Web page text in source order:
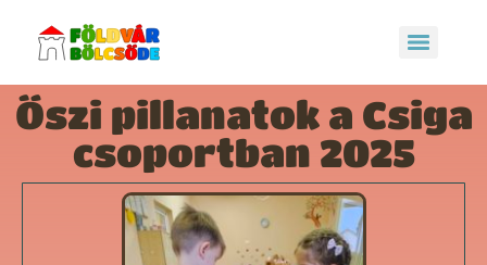
Őszi pillanatok a Csiga
csoportban 2025